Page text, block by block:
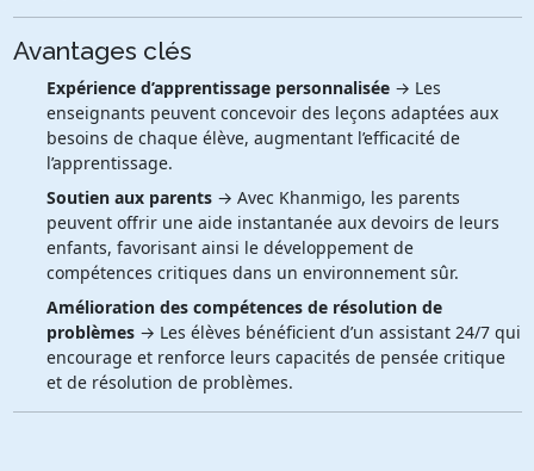
Avantages clés
Expérience d’apprentissage personnalisée→ Les
enseignants peuvent concevoir des leçons adaptées aux
besoins de chaque élève, augmentant l’efficacité de
l’apprentissage.
Soutien aux parents→ Avec Khanmigo, les parents
peuvent offrir une aide instantanée aux devoirs de leurs
enfants, favorisant ainsi le développement de
compétences critiques dans un environnement sûr.
Amélioration des compétences de résolution de
problèmes→ Les élèves bénéficient d’un assistant 24/7 qui
encourage et renforce leurs capacités de pensée critique
et de résolution de problèmes.